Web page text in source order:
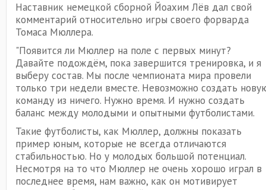
Наставник немецкой сборной Йоахим Лёв дал свой
комментарий относительно игры своего форварда
Томаса Мюллера.
"Появится ли Мюллер на поле с первых минут?
Давайте подождём, пока завершится тренировка, и я
выберу состав. Мы после чемпионата мира провели
только три недели вместе. Невозможно создать
команду из ничего. Нужно время. И нужно создать
баланс между молодыми и опытными футболистами.
Такие футболисты, как Мюллер, должны показать
пример юным, которые не всегда отличаются
стабильностью. Но у молодых большой потенциал.
Несмотря на то что Мюллер не очень хорошо играл в
последнее время, нам важно, как он мотивирует